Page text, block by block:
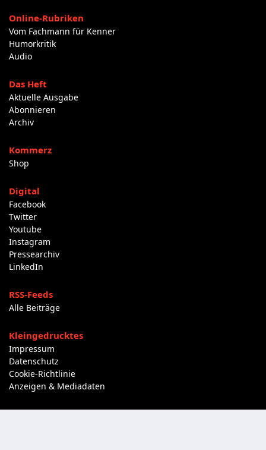
Online-Rubriken
Vom Fachmann für Kenner
Humorkritik
Audio
Das Heft
Aktuelle Ausgabe
Abonnieren
Archiv
Kommerz
Shop
Digital
Facebook
Twitter
Youtube
Instagram
Pressearchiv
LinkedIn
RSS-Feeds
Alle Beiträge
Kleingedrucktes
Impressum
Datenschutz
Cookie-Richtlinie
Anzeigen & Mediadaten